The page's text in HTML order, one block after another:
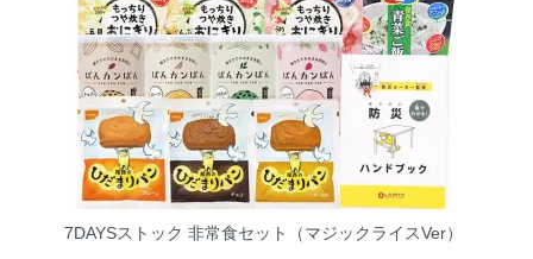
7DAYSストック 非常食セット（マジックライスVer）